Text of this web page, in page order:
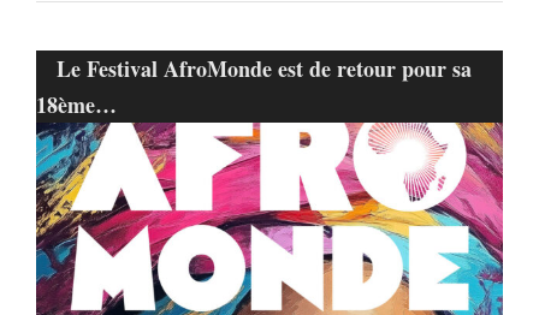
Le Festival AfroMonde est de retour pour sa
18ème…